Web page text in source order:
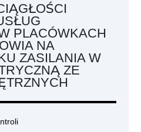
PLACÓWKACH
NA
ZASILANIA W
ZE